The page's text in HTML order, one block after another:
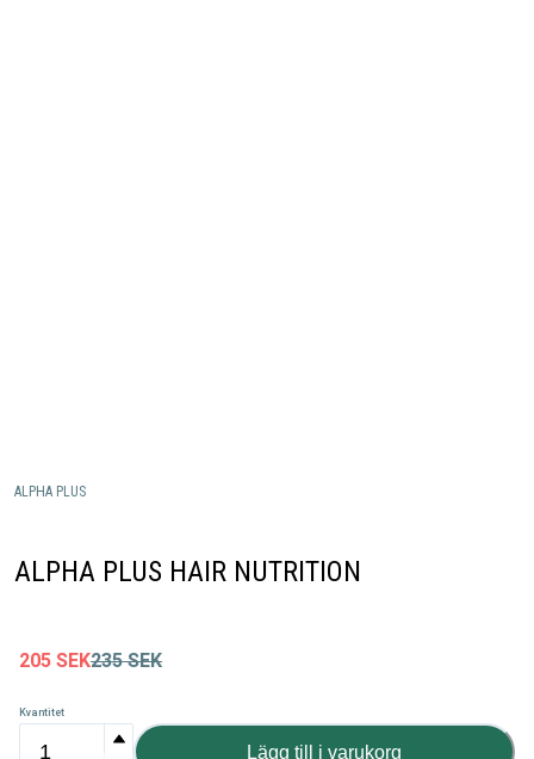
ALPHA PLUS
ALPHA PLUS HAIR NUTRITION
205 SEK235 SEK
Kvantitet
Lägg till i varukorg